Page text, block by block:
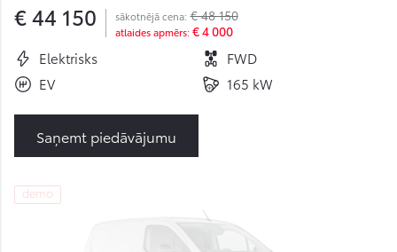
€ 44 150 sākotnējā cena: € 48 150
atlaides apmērs: € 4 000
Elektrisks
FWD
EV
165 kW
Saņemt piedāvājumu
demo